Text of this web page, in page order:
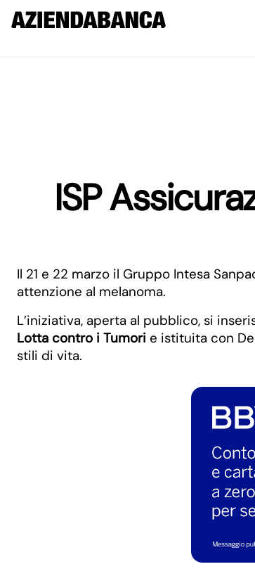
ISP
Il 21 e 22 marzo il Gruppo Intesa
attenzione al melanoma.
L’iniziativa, aperta al pubblico, si
Lotta contro i Tumori e istituita con
stili di vita.